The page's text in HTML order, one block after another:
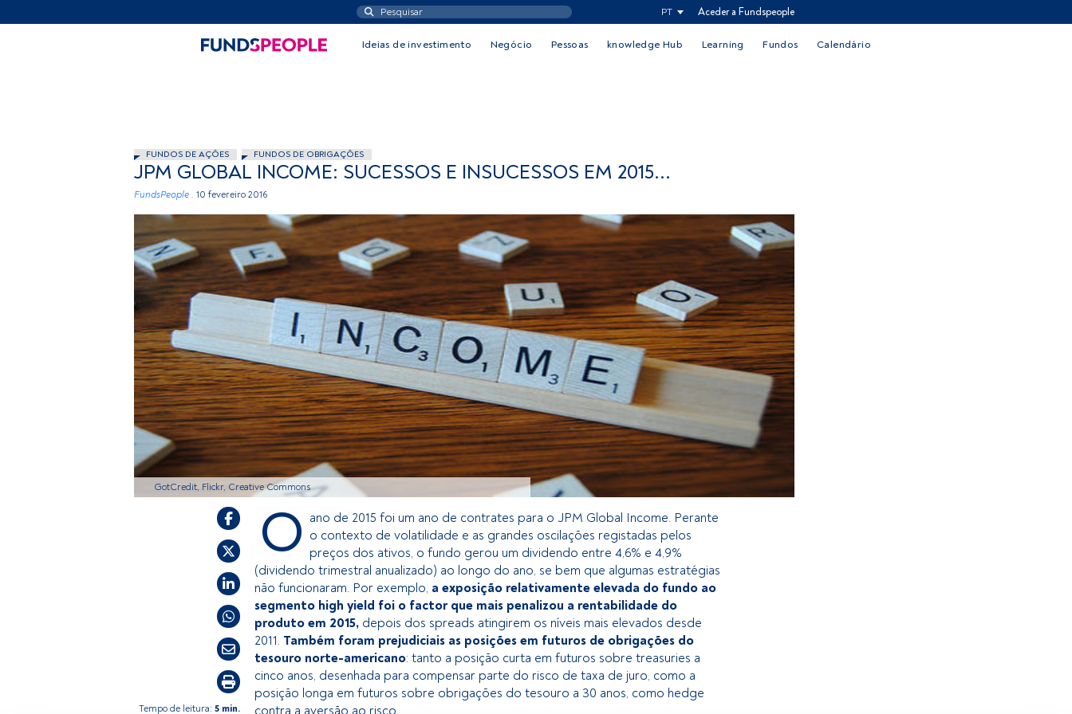
PT Aceder a Fundspeople
Ideias de investimento Negócio Pessoas knowledge Hub Learning Fundos Calendário
FUNDOS DE AÇÕES FUNDOS DE OBRIGAÇÕES
JPM GLOBAL INCOME: SUCESSOS E INSUCESSOS EM 2015...
FundsPeople . 10 fevereiro 2016
GotCredit, Flickr, Creative Commons
Tempo de leitura: 5 min.
O ano de 2015 foi um ano de contrates para o JPM Global Income. Perante
o contexto de volatilidade e as grandes oscilações registadas pelos
preços dos ativos, o fundo gerou um dividendo entre 4,6% e 4,9%
(dividendo trimestral anualizado) ao longo do ano, se bem que algumas estratégias
não funcionaram. Por exemplo, a exposição relativamente elevada do fundo ao
segmento high yield foi o factor que mais penalizou a rentabilidade do
produto em 2015, depois dos spreads atingirem os níveis mais elevados desde
2011. Também foram prejudiciais as posições em futuros de obrigações do
tesouro norte-americano: tanto a posição curta em futuros sobre treasuries a
cinco anos, desenhada para compensar parte do risco de taxa de juro, como a
posição longa em futuros sobre obrigações do tesouro a 30 anos, como hedge
contra a aversão ao risco.